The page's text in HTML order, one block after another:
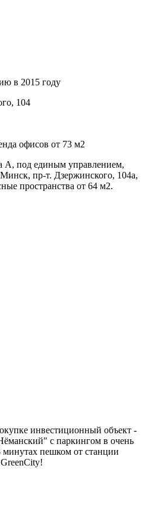
в 2015 году
104
офисов от 73 м2
А, под единым управлением,
пр-т. Дзержинского, 104а,
пространства от 64 м2.
инвестиционный объект -
с паркингом в очень
минутах пешком от станции